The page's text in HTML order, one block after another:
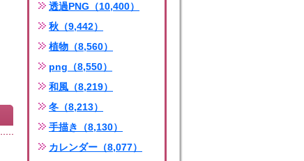
透過PNG（10,400）
秋（9,442）
植物（8,560）
png（8,550）
和風（8,219）
冬（8,213）
手描き（8,130）
カレンダー（8,077）